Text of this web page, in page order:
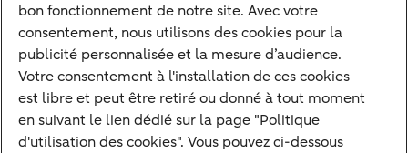
Notre raison d'être
Devenir client
Diversifier vos classes d'actifs
Structurer votre patrimoine
Développer votre entreprise
bon fonctionnement de notre site. Avec votre
consentement, nous utilisons des cookies pour la
publicité personnalisée et la mesure d’audience.
Votre consentement à l'installation de ces cookies
est libre et peut être retiré ou donné à tout moment
en suivant le lien dédié sur la page "Politique
d'utilisation des cookies". Vous pouvez ci-dessous